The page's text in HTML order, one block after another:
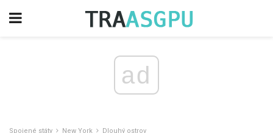
ad
Spojené státy New York Dlouhý ostrov